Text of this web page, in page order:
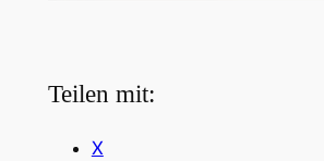
Teilen mit:
X